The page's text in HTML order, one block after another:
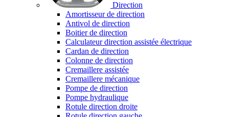
Direction
Amortisseur de direction
Antivol de direction
Boitier de direction
Calculateur direction assistée électrique
Cardan de direction
Colonne de direction
Cremaillere assistée
Cremaillere mécanique
Pompe de direction
Pompe hydraulique
Rotule direction droite